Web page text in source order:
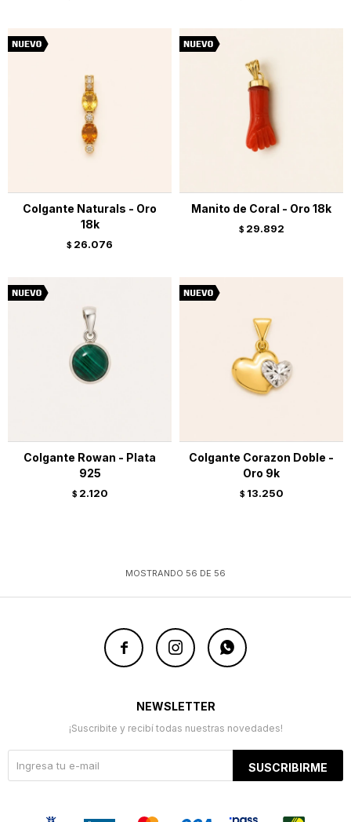
Colgante Naturals - Oro
18k
$ 26.076
Manito de Coral - Oro 18k
$ 29.892
Colgante Rowan - Plata
925
$ 2.120
Colgante Corazon Doble -
Oro 9k
$ 13.250
MOSTRANDO 56 DE 56
  
NEWSLETTER
¡Suscribite y recibí todas nuestras novedades!
SUSCRIBIRME